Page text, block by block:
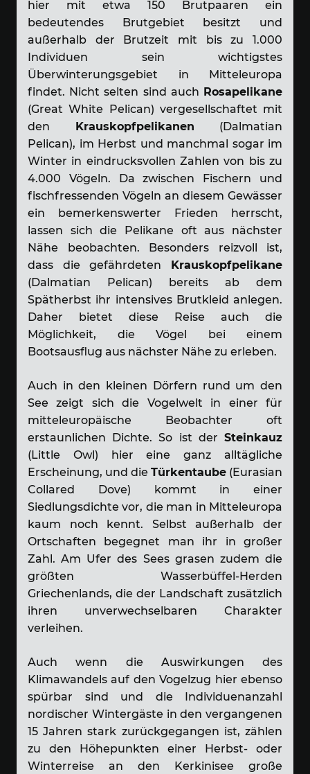
hier mit etwa 150 Brutpaaren ein
bedeutendes Brutgebiet besitzt und
außerhalb der Brutzeit mit bis zu 1.000
Individuen sein wichtigstes
Überwinterungsgebiet in Mitteleuropa
findet. Nicht selten sind auch Rosapelikane
(Great White Pelican) vergesellschaftet mit
den
Krauskopfpelikanen (Dalmatian
Pelican), im Herbst und manchmal sogar im
Winter in eindrucksvollen Zahlen von bis zu
4.000 Vögeln. Da zwischen Fischern und
fischfressenden Vögeln an diesem Gewässer
ein bemerkenswerter Frieden herrscht,
lassen sich die Pelikane oft aus nächster
Nähe beobachten. Besonders reizvoll ist,
dass die gefährdeten
Krauskopfpelikane
(Dalmatian Pelican) bereits ab dem
Spätherbst ihr intensives Brutkleid anlegen.
Daher bietet diese Reise auch die
Möglichkeit, die Vögel bei einem
Bootsausflug aus nächster Nähe zu erleben.
Auch in den kleinen Dörfern rund um den
See zeigt sich die Vogelwelt in einer für
mitteleuropäische Beobachter oft
erstaunlichen Dichte. So ist der Steinkauz
(Little Owl) hier eine ganz alltägliche
Erscheinung, und die Türkentaube (Eurasian
Collared Dove) kommt in einer
Siedlungsdichte vor, die man in Mitteleuropa
kaum noch kennt. Selbst außerhalb der
Ortschaften begegnet man ihr in großer
Zahl. Am Ufer des Sees grasen zudem die
größten Wasserbüffel-Herden
Griechenlands, die der Landschaft zusätzlich
ihren unverwechselbaren Charakter
verleihen.
Auch wenn die Auswirkungen des
Klimawandels auf den Vogelzug hier ebenso
spürbar sind und die Individuenanzahl
nordischer Wintergäste in den vergangenen
15 Jahren stark zurückgegangen ist, zählen
zu den Höhepunkten einer Herbst- oder
Winterreise an den Kerkinisee große